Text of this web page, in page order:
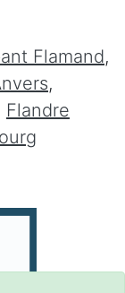
Flamand,
,
Flandre